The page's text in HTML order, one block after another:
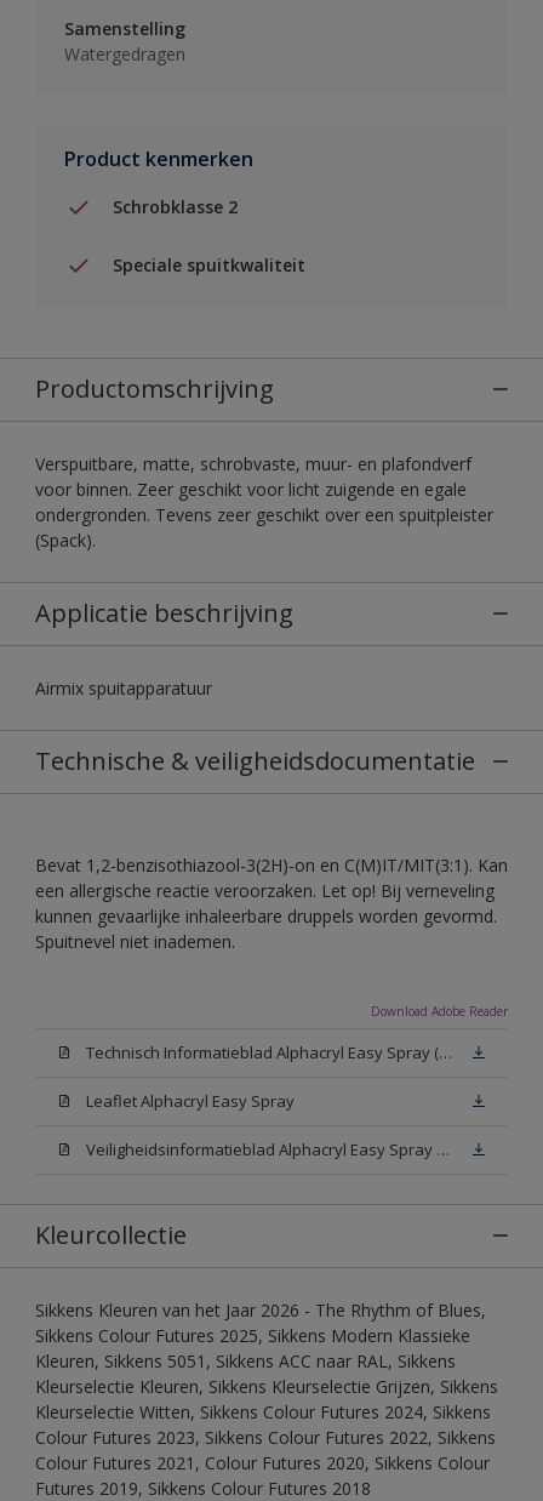
Samenstelling
Watergedragen
Product kenmerken
Schrobklasse 2
Speciale spuitkwaliteit
Productomschrijving
Verspuitbare, matte, schrobvaste, muur- en plafondverf
voor binnen. Zeer geschikt voor licht zuigende en egale
ondergronden. Tevens zeer geschikt over een spuitpleister
(Spack).
Applicatie beschrijving
Airmix spuitapparatuur
Technische & veiligheidsdocumentatie
Bevat 1,2-benzisothiazool-3(2H)-on en C(M)IT/MIT(3:1). Kan
een allergische reactie veroorzaken. Let op! Bij verneveling
kunnen gevaarlijke inhaleerbare druppels worden gevormd.
Spuitnevel niet inademen.
Download Adobe Reader
Technisch Informatieblad Alphacryl Easy Spray (PDF)
Leaflet Alphacryl Easy Spray
Veiligheidsinformatieblad Alphacryl Easy Spray White W05 (MSDS)
Kleurcollectie
Sikkens Kleuren van het Jaar 2026 - The Rhythm of Blues,
Sikkens Colour Futures 2025, Sikkens Modern Klassieke
Kleuren, Sikkens 5051, Sikkens ACC naar RAL, Sikkens
Kleurselectie Kleuren, Sikkens Kleurselectie Grijzen, Sikkens
Kleurselectie Witten, Sikkens Colour Futures 2024, Sikkens
Colour Futures 2023, Sikkens Colour Futures 2022, Sikkens
Colour Futures 2021, Colour Futures 2020, Sikkens Colour
Futures 2019, Sikkens Colour Futures 2018